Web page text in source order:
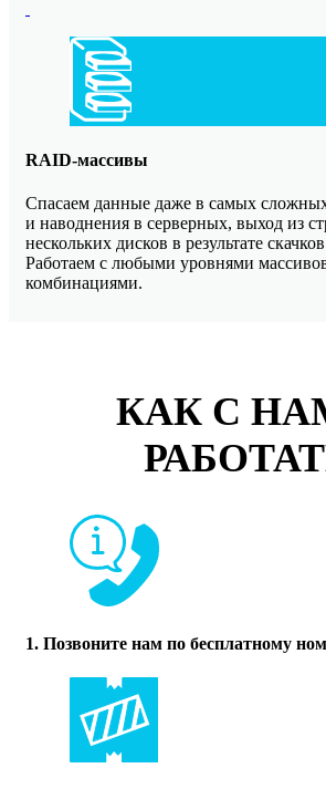
RAID-массивы
Спасаем данные даже в самых
и наводнения в серверных, выход из
нескольких дисков в результате
Работаем с любыми уровнями
комбинациями.
КАК С
1. Позвоните нам по бесплатному